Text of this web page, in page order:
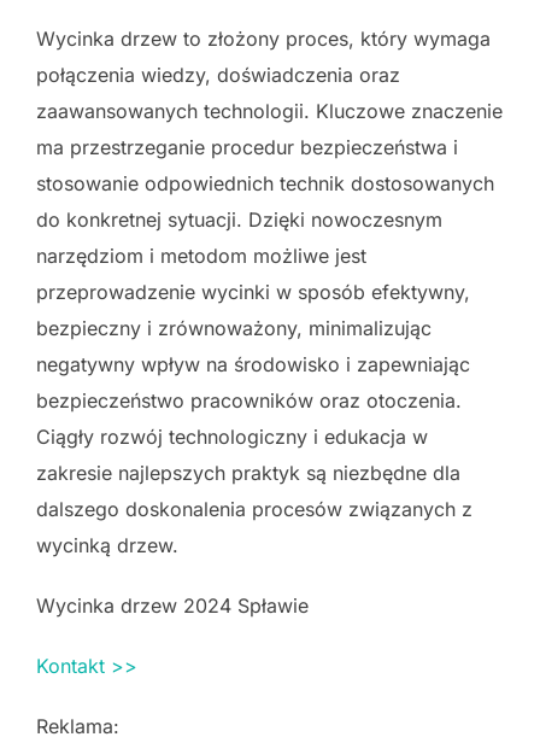
Wycinka drzew to złożony proces, który wymaga
połączenia wiedzy, doświadczenia oraz
zaawansowanych technologii. Kluczowe znaczenie
ma przestrzeganie procedur bezpieczeństwa i
stosowanie odpowiednich technik dostosowanych
do konkretnej sytuacji. Dzięki nowoczesnym
narzędziom i metodom możliwe jest
przeprowadzenie wycinki w sposób efektywny,
bezpieczny i zrównoważony, minimalizując
negatywny wpływ na środowisko i zapewniając
bezpieczeństwo pracowników oraz otoczenia.
Ciągły rozwój technologiczny i edukacja w
zakresie najlepszych praktyk są niezbędne dla
dalszego doskonalenia procesów związanych z
wycinką drzew.
Wycinka drzew 2024 Spławie
Kontakt >>
Reklama: